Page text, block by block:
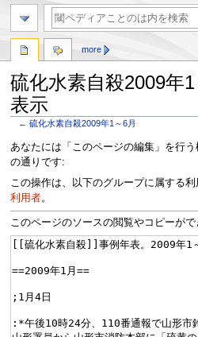
硫化水素自殺2009年
表示
←硫化水素自殺2009年1～6月
ナ
ビ
ゲ
ー
ョ
ン
に
移
検
索
に
移
あなたには「このページの編集」を行
の通りです:
この操作は、以下のグループに属する
利用者。
このページのソースの閲覧やコピーがで
more